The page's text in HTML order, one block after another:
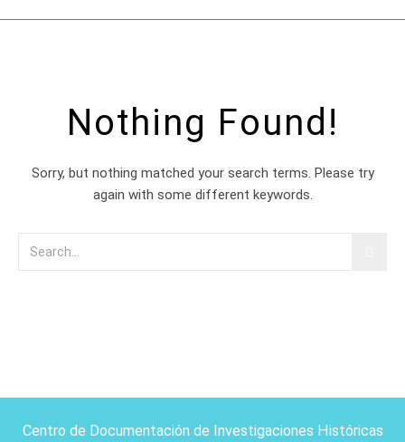
Nothing Found!
Sorry, but nothing matched your search terms. Please try
again with some different keywords.
Centro de Documentación de Investigaciones Históricas